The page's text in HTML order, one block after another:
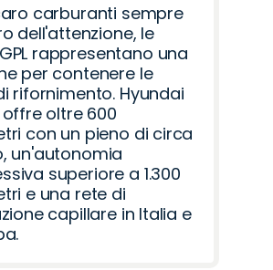
carburanti sempre
dell'attenzione, le
rappresentano una
per contenere le
rifornimento. Hyundai
offre oltre 600
con un pieno di circa
un'autonomia
superiore a 1.300
e una rete di
capillare in Italia e